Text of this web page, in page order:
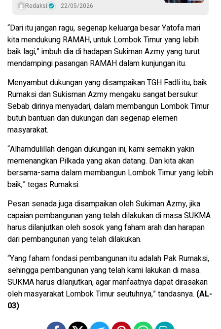
Redaksi 22/05/2026
“Dari itu jangan ragu, segenap keluarga besar Yatofa mari
kita mendukung RAMAH, untuk Lombok Timur yang lebih
baik lagi,” imbuh dia di hadapan Sukiman Azmy yang turut
mendampingi pasangan RAMAH dalam kunjungan itu.
Menyambut dukungan yang disampaikan TGH Fadli itu, baik
Rumaksi dan Sukisman Azmy mengaku sangat bersukur.
Sebab dirinya menyadari, dalam membangun Lombok Timur
butuh bantuan dan dukungan dari segenap elemen
masyarakat.
“Alhamdulillah dengan dukungan ini, kami semakin yakin
memenangkan Pilkada yang akan datang. Dan kita akan
bersama-sama dalam membangun Lombok Timur yang lebih
baik,” tegas Rumaksi.
Pesan senada juga disampaikan oleh Sukiman Azmy, jika
capaian pembangunan yang telah dilakukan di masa SUKMA
harus dilanjutkan oleh sosok yang faham arah dan harapan
dari pembangunan yang telah dilakukan.
“Yang faham fondasi pembangunan itu adalah Pak Rumaksi,
sehingga pembangunan yang telah kami lakukan di masa.
SUKMA harus dilanjutkan, agar manfaatnya dapat dirasakan
oleh masyarakat Lombok Timur seutuhnya,” tandasnya. (AL-
03)